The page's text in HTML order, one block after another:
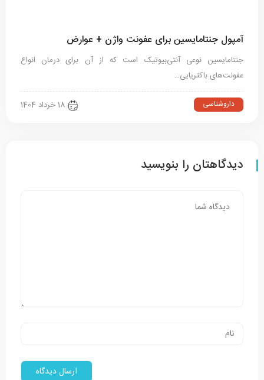
آمپول جنتامایسین برای عفونت واژن + عوارض
جنتامایسین نوعی آنتی‌بیوتیک است که از آن برای درمان انواع
عفونت‌های باکتریایی…
داروشناسی 18 خرداد 1404
دیدگاهتان را بنویسید